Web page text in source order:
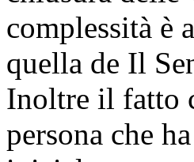
complessità è
quella de Il
Inoltre il fatto
persona che